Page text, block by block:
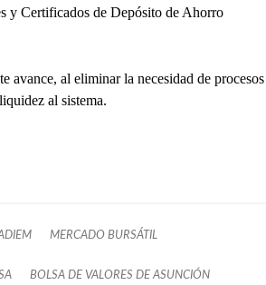
y Certificados de Depósito de Ahorro
avance, al eliminar la necesidad de procesos
al sistema.
MERCADO BURSÁTIL
BOLSA DE VALORES DE ASUNCIÓN